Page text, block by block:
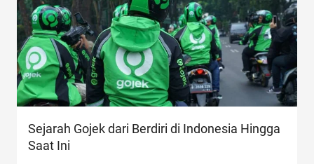
Sejarah Gojek dari Berdiri di Indonesia Hingga
Saat Ini